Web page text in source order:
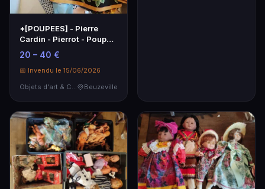
*[POUPEES] - Pierre
Cardin - Pierrot - Poupée
en tenue fleur…
20 – 40 €
📅 Invendu le 15/06/2026
Beuzeville